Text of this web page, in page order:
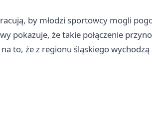
by młodzi sportowcy mogli
pokazuje, że takie połączenie
to, że z regionu śląskiego